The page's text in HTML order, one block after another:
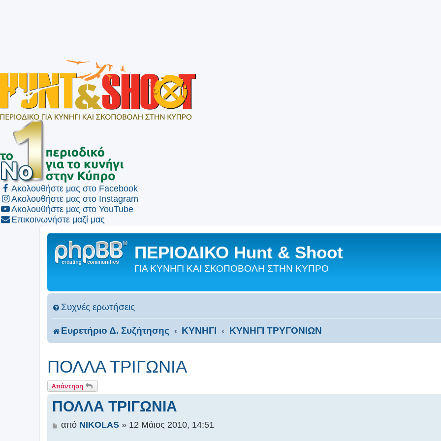
Ακολουθήστε μας στο Facebook
Ακολουθήστε μας στο Instagram
Ακολουθήστε μας στο YouTube
Επικοινωνήστε μαζί μας
ΠΕΡΙΟΔΙΚΟ Hunt & Shoot
ΓΙΑ ΚΥΝΗΓΙ ΚΑΙ ΣΚΟΠΟΒΟΛΗ ΣΤΗΝ ΚΥΠΡΟ
Συχνές ερωτήσεις
Ευρετήριο Δ. Συζήτησης ΚΥΝΗΓΙ ΚΥΝΗΓΙ ΤΡΥΓΟΝΙΩΝ
ΠΟΛΛΑ ΤΡΙΓΩΝΙΑ
Απάντηση
ΠΟΛΛΑ ΤΡΙΓΩΝΙΑ
Δ
από NIKOLAS» 12 Μάιος 2010, 14:51